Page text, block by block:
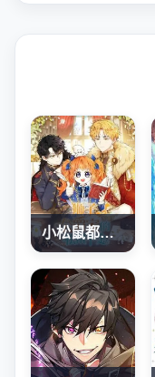
小松鼠都很厲害